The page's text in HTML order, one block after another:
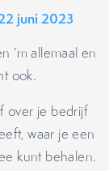
juni 2023
‘m allemaal en
ook.
over je bedrijf
waar je een
kunt behalen.